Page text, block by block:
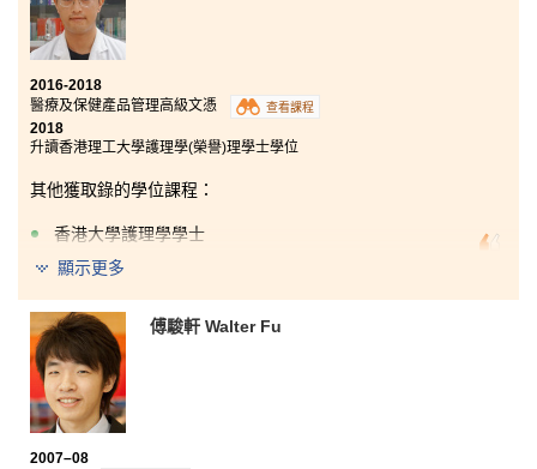
香港教育學院健康教育榮譽學士
東華學院醫療科學學士（榮譽）
入讀書院的醫療及保健產品管理高級文憑課程，令我獲
更加強我在有關方面的實際經驗。另外，書院舉辦的活
動，如暑期交流團、IELTS 預備課程及大學面試技巧
等，有助擴闊我的知識面。書院的教學模式與大學大致
相同，助我適應大學的生活。
2016-2018
醫療及保健產品管理高級文憑
查看課程
2018
升讀香港理工大學護理學(榮譽)理學士學位
其他獲取錄的學位課程：
香港大學護理學學士
書院的課程為學生提供不同的實習和遊學機會，令同學
可以將課堂上學到的知識，運用於實際生活上以及擴闊
視野。去年暑假我有機會到台中醫藥大學附設醫院進行
為期兩個星期的實習，其中我參觀了醫院的檢測部及藥
劑部，讓我能親身體驗醫院的日常運作，我覺得是次遊
學團給予我很寶貴的經驗，所以很感謝書院為我們提供
了十分充實的學習生活。
顯示更多
傅駿軒 Walter Fu
2007–08